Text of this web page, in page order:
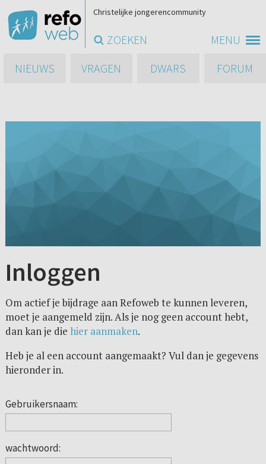
MENU
Christelijke jongerencommunity
ZOEKEN
NIEUWS
VRAGEN DWARS FORUM
Inloggen
Om actief je bijdrage aan Refoweb te kunnen leveren,
moet je aangemeld zijn. Als je nog geen account hebt,
dan kan je die hier aanmaken.
Heb je al een account aangemaakt? Vul dan je gegevens
hieronder in.
Gebruikersnaam:
wachtwoord: